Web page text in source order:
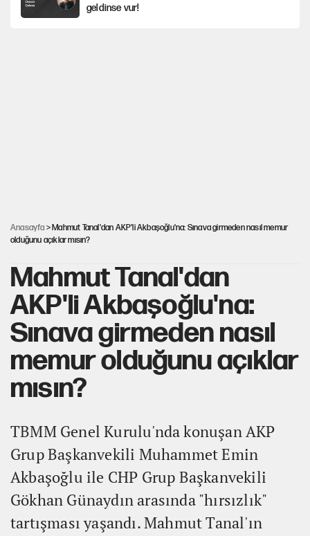
geldinse vur!
Anasayfa > Mahmut Tanal'dan AKP'li Akbaşoğlu'na: Sınava girmeden nasıl memur
olduğunu açıklar mısın?
Mahmut Tanal'dan
AKP'li Akbaşoğlu'na:
Sınava girmeden nasıl
memur olduğunu açıklar
mısın?
TBMM Genel Kurulu'nda konuşan AKP
Grup Başkanvekili Muhammet Emin
Akbaşoğlu ile CHP Grup Başkanvekili
Gökhan Günaydın arasında "hırsızlık"
tartışması yaşandı. Mahmut Tanal'ın